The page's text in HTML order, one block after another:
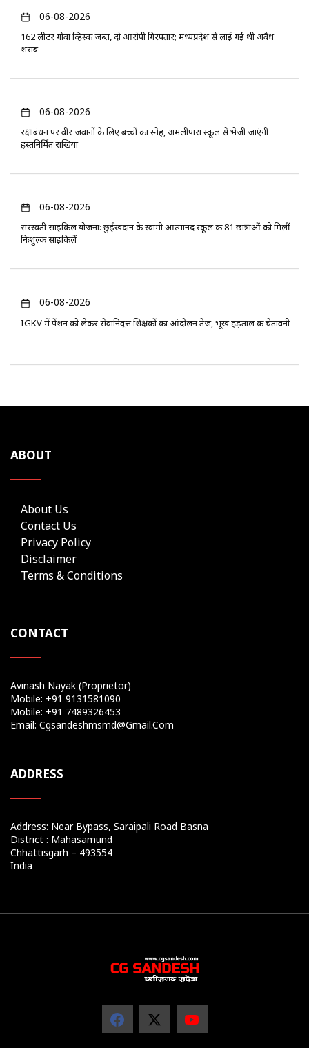
06-08-2026
162 लीटर गोवा व्हिस्की जब्त, दो आरोपी गिरफ्तार; मध्यप्रदेश से लाई गई थी अवैध
शराब
06-08-2026
रक्षाबंधन पर वीर जवानों के लिए बच्चों का स्नेह, अमलीपारा स्कूल से भेजी जाएंगी
हस्तनिर्मित राखियां
06-08-2026
सरस्वती साइकिल योजना: छुईखदान के स्वामी आत्मानंद स्कूल की 81 छात्राओं को मिलीं
निःशुल्क साइकिलें
06-08-2026
IGKV में पेंशन को लेकर सेवानिवृत्त शिक्षकों का आंदोलन तेज, भूख हड़ताल की चेतावनी
ABOUT
About Us
Contact Us
Privacy Policy
Disclaimer
Terms & Conditions
CONTACT
Avinash Nayak (Proprietor)
Mobile: +91 9131581090
Mobile: +91 7489326453
Email: Cgsandeshmsmd@gmail.com
ADDRESS
Address: Near Bypass, Saraipali Road Basna
District : Mahasamund
Chhattisgarh – 493554
India